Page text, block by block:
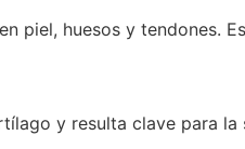
piel, huesos y tendones.
y resulta clave para